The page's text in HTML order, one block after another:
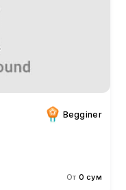
Begginer
От 0 сум